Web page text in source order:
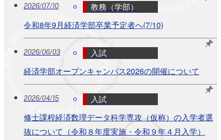
2026/07/10
教務（学部）
令和8年9月経済学部卒業予定者へ(7/10)
2026/06/03
入試
経済学部オープンキャンパス2026の開催について
2026/04/15
入試
修士課程経済数理データ科学専攻（仮称）の入学者選
抜について（令和８年度実施・令和９年４月入学）